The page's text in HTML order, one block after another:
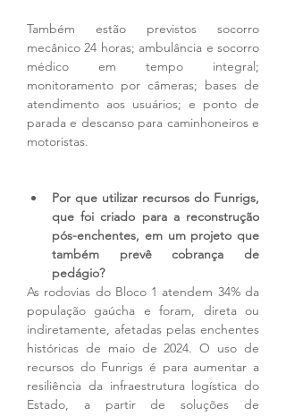
Também estão previstos socorro
mecânico 24 horas; ambulância e socorro
médico em tempo integral;
monitoramento por câmeras; bases de
atendimento aos usuários; e ponto de
parada e descanso para caminhoneiros e
motoristas.
Por que utilizar recursos do Funrigs,
que foi criado para a reconstrução
pós-enchentes, em um projeto que
também prevê cobrança de
pedágio?
As rodovias do Bloco 1 atendem 34% da
população gaúcha e foram, direta ou
indiretamente, afetadas pelas enchentes
históricas de maio de 2024. O uso de
recursos do Funrigs é para aumentar a
resiliência da infraestrutura logística do
Estado, a partir de soluções de